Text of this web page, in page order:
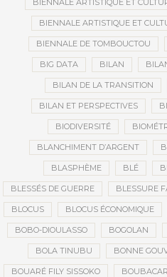
BIENNALE ARTISTIQUE ET
BIENNALE ARTISTIQUE ET
BIENNALE DE TOMBOUCTOU
BIG DATA BILAN
BILAN DE LA TRANSITION
BILAN ET PERSPECTIVES
BIODIVERSITÉ
BLANCHIMENT D’ARGENT
BLASPHÈME BLÉ
BLESSÉS DE GUERRE BLESSURE
BLOCUS BLOCUS ÉCONOMIQUE
BOBO-DIOULASSO BOGOLAN
BOLA TINUBU BONNE
BOUARÉ FILY SISSOKO